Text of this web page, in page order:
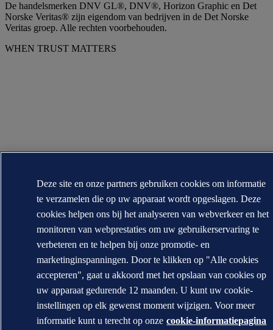
De handelsmerken DNV GL®, DNV®, Horizon Graphic en Det
Norske Veritas® zijn eigendom van bedrijven in de Det Norske
Veritas groep. Alle rechten voorbehouden.
WHEN TRUST MATTERS
Deze site en onze partners gebruiken cookies om informatie
te verzamelen die op uw apparaat wordt opgeslagen. Deze
cookies helpen ons bij het analyseren van webverkeer en het
monitoren van webprestaties om uw gebruikerservaring te
verbeteren en te helpen bij onze promotie- en
marketinginspanningen. Door te klikken op "Alle cookies
accepteren", gaat u akkoord met het opslaan van cookies op
uw apparaat gedurende 12 maanden. U kunt uw cookie-
instellingen op elk gewenst moment wijzigen. Voor meer
informatie kunt u terecht op onze cookie-informatiepagina